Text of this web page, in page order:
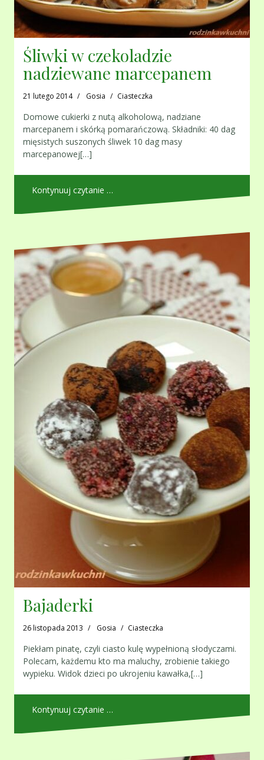
Śliwki w czekoladzie
nadziewane marcepanem
21 lutego 2014 Gosia Ciasteczka
Domowe cukierki z nutą alkoholową, nadziane
marcepanem i skórką pomarańczową. Składniki: 40 dag
mięsistych suszonych śliwek 10 dag masy
marcepanowej[…]
Kontynuuj czytanie …
Bajaderki
26 listopada 2013 Gosia Ciasteczka
Piekłam pinatę, czyli ciasto kulę wypełnioną słodyczami.
Polecam, każdemu kto ma maluchy, zrobienie takiego
wypieku. Widok dzieci po ukrojeniu kawałka,[…]
Kontynuuj czytanie …